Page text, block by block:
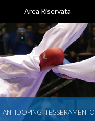
Area Riservata
ANTIDOPING TESSERAMENTO